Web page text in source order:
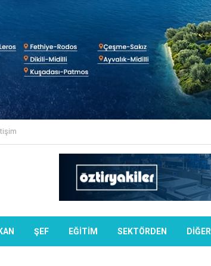
ŞEF EĞİTİM SEKTÖRDEN DIĞER